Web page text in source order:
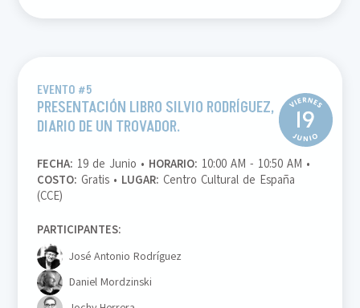
EVENTO #5
PRESENTACIÓN LIBRO SILVIO RODRÍGUEZ,
DIARIO DE UN TROVADOR.
FECHA: 19 de Junio • HORARIO: 10:00 AM - 10:50 AM •
COSTO: Gratis • LUGAR: Centro Cultural de España
(CCE)
PARTICIPANTES:
José Antonio Rodríguez
Daniel Mordzinski